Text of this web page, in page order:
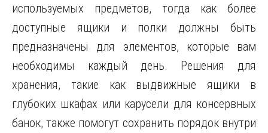
используемых предметов, тогда как более
доступные ящики и полки должны быть
предназначены для элементов, которые вам
необходимы каждый день. Решения для
хранения, такие как выдвижные ящики в
глубоких шкафах или карусели для консервных
банок, также помогут сохранить порядок внутри